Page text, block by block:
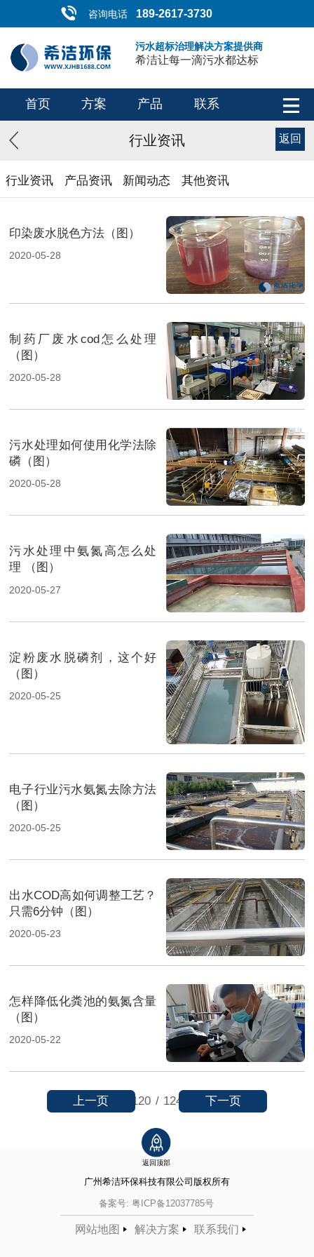
咨询电话 189-2617-3730
污水超标治理解决方案提供商
希洁让每一滴污水都达标
首页 方案 产品 联系
行业资讯 返回
行业资讯 产品资讯 新闻动态 其他资讯
印染废水脱色方法（图）
2020-05-28
制药厂废水cod怎么处理
（图）
2020-05-28
污水处理如何使用化学法除
磷（图）
2020-05-28
污水处理中氨氮高怎么处
理 （图）
2020-05-27
淀粉废水脱磷剂，这个好
（图）
2020-05-25
电子行业污水氨氮去除方法
（图）
2020-05-25
出水COD高如何调整工艺？
只需6分钟（图）
2020-05-23
怎样降低化粪池的氨氮含量
（图）
2020-05-22
120 / 124
上一页 下一页
返回顶部
广州希洁环保科技有限公司 版权所有
备案号: 粤ICP备12037785号
网站地图 解决方案 联系我们